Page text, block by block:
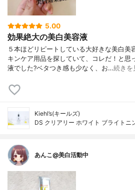
5.00
効果絶大の美白美容液
５本ほどリピートしている大好きな美白美
キンケア用品を探していて、コレだ！と思
液でした?ベタつき感も少なく、お…続きを
Kiehl’s(キールズ)
DS クリアリー ホワイト ブライトニ
あんこ@美白活動中